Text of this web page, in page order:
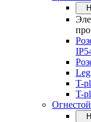
T-
T-